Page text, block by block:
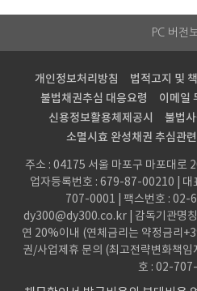
PC 버전
개인정보처리방침 법적고지 및
불법채권추심 대응요령
이메일
신용정보활용체제공시
불법
소멸시효 완성채권 추심관
주소 : 04175 서울 마포구 마포대로
업자등록번호 : 679-87-00210 | 대
707-0001 | 팩스번호 :
dy300@dy300.co.kr | 감독기관명
연 20%이내 (연체금리는 약정금리
권/사업제휴 문의 (최고전략변화책임
호 : 02-